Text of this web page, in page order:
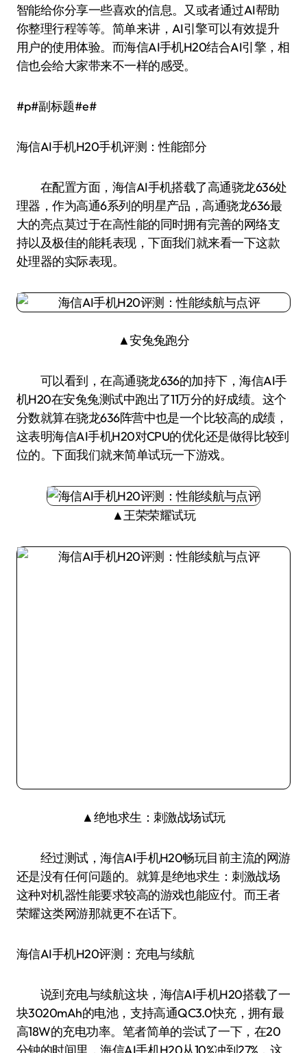
智能给你分享一些喜欢的信息。又或者通过AI帮助
你整理行程等等。简单来讲，AI引擎可以有效提升
用户的使用体验。而海信AI手机H20结合AI引擎，相
信也会给大家带来不一样的感受。
#p#副标题#e#
海信AI手机H20手机评测：性能部分
在配置方面，海信AI手机搭载了高通骁龙636处
理器，作为高通6系列的明星产品，高通骁龙636最
大的亮点莫过于在高性能的同时拥有完善的网络支
持以及极佳的能耗表现，下面我们就来看一下这款
处理器的实际表现。
▲安兔兔跑分
可以看到，在高通骁龙636的加持下，海信AI手
机H20在安兔兔测试中跑出了11万分的好成绩。这个
分数就算在骁龙636阵营中也是一个比较高的成绩，
这表明海信AI手机H20对CPU的优化还是做得比较到
位的。下面我们就来简单试玩一下游戏。
▲王荣荣耀试玩
▲绝地求生：刺激战场试玩
经过测试，海信AI手机H20畅玩目前主流的网游
还是没有任何问题的。就算是绝地求生：刺激战场
这种对机器性能要求较高的游戏也能应付。而王者
荣耀这类网游那就更不在话下。
海信AI手机H20评测：充电与续航
说到充电与续航这块，海信AI手机H20搭载了一
块3020mAh的电池，支持高通QC3.0快充，拥有最
高18W的充电功率。笔者简单的尝试了一下，在20